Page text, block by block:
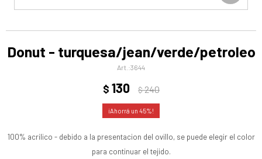
Donut - turquesa/jean/verde/petroleo
3644
$ 130 $240
45
100% acrilico - debido a la presentacion del ovillo, se puede elegir el color
para continuar el tejido.